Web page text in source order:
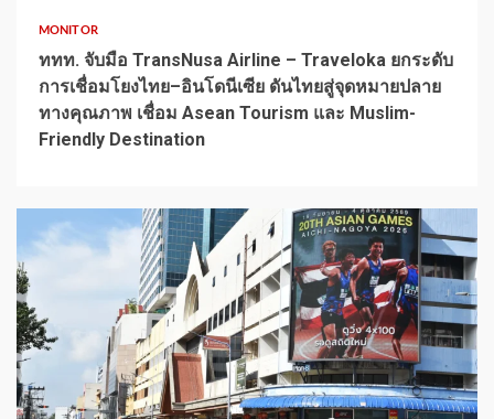
MONITOR
ททท. จับมือ TransNusa Airline – Traveloka ยกระดับ
การเชื่อมโยงไทย–อินโดนีเซีย ดันไทยสู่จุดหมายปลาย
ทางคุณภาพ เชื่อม Asean Tourism และ Muslim-
Friendly Destination